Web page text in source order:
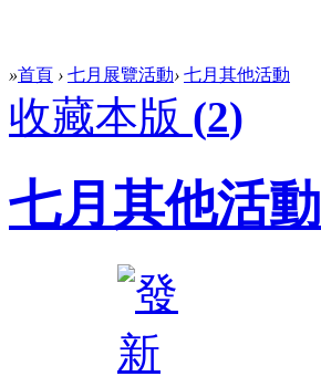
»首頁 › 七月展覽活動› 七月其他活動
收藏本版 (2)
七月其他活動